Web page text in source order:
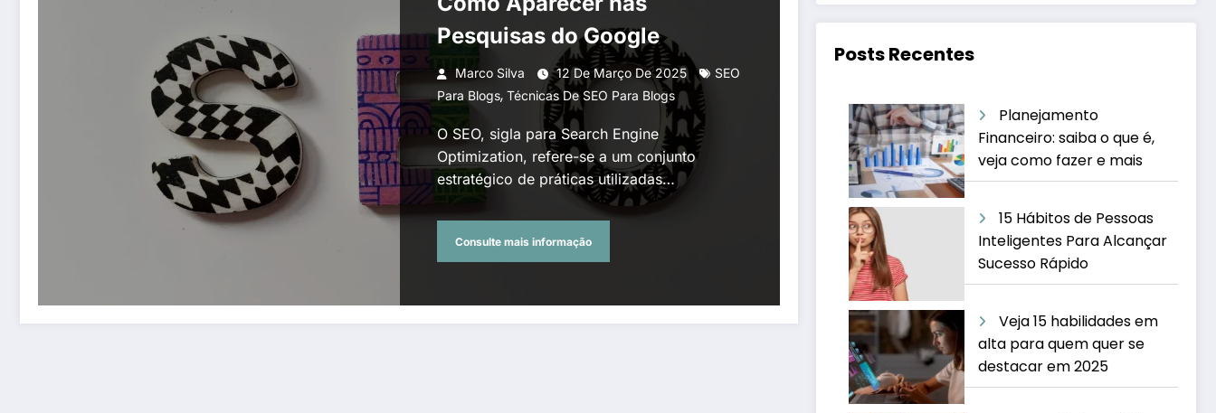
Pesquisas do Google
Marco Silva 12 De Março De 2025
SEO
Para Blogs, Técnicas De SEO Para Blogs
O SEO, sigla para Search Engine
Optimization, refere-se a um conjunto
estratégico de práticas utilizadas…
Consulte mais informação
Posts Recentes
Planejamento
Financeiro: saiba o que é,
veja como fazer e mais
15 Hábitos de Pessoas
Inteligentes Para Alcançar
Sucesso Rápido
Veja 15 habilidades em
alta para quem quer se
destacar em 2025